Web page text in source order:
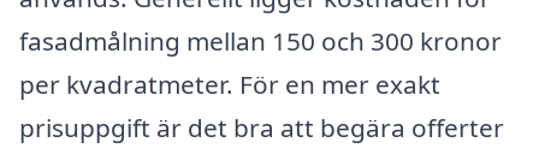
fasadmålning mellan 150 och 300 kronor
per kvadratmeter. För en mer exakt
prisuppgift är det bra att begära offerter